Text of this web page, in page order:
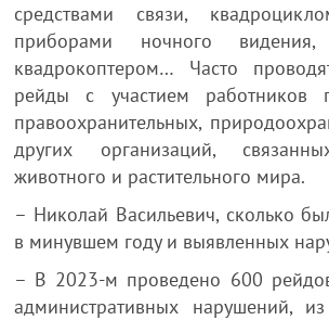
средствами связи,
приборами ночного видения,
квадрокоптером… Часто
рейды с участием работников
правоохранительных,
других организаций,
животного и растительного мира.
– Николай Васильевич, сколько
в минувшем году и выявленных
– В 2023-м проведено 600
административных нарушений,